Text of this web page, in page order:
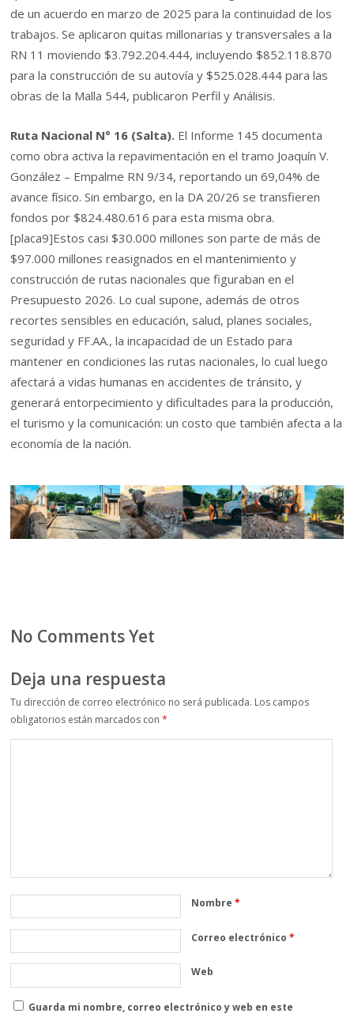
de un acuerdo en marzo de 2025 para la continuidad de los
trabajos. Se aplicaron quitas millonarias y transversales a la
RN 11 moviendo $3.792.204.444, incluyendo $852.118.870
para la construcción de su autovía y $525.028.444 para las
obras de la Malla 544, publicaron Perfil y Análisis.
Ruta Nacional N° 16 (Salta). El Informe 145 documenta
como obra activa la repavimentación en el tramo Joaquín V.
González – Empalme RN 9/34, reportando un 69,04% de
avance físico. Sin embargo, en la DA 20/26 se transfieren
fondos por $824.480.616 para esta misma obra.
[placa9]Estos casi $30.000 millones son parte de más de
$97.000 millones reasignados en el mantenimiento y
construcción de rutas nacionales que figuraban en el
Presupuesto 2026. Lo cual supone, además de otros
recortes sensibles en educación, salud, planes sociales,
seguridad y FF.AA., la incapacidad de un Estado para
mantener en condiciones las rutas nacionales, lo cual luego
afectará a vidas humanas en accidentes de tránsito, y
generará entorpecimiento y dificultades para la producción,
el turismo y la comunicación: un costo que también afecta a la
economía de la nación.
No Comments Yet
Deja una respuesta
Tu dirección de correo electrónico no será publicada. Los campos
obligatorios están marcados con*
Nombre*
Correo electrónico*
Web
Guarda mi nombre, correo electrónico y web en este